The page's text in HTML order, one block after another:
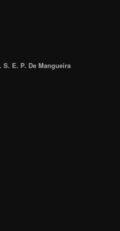
E. P. De Mangueira